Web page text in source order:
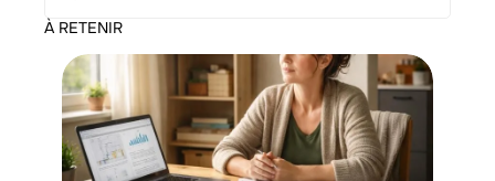
À RETENIR
Immo